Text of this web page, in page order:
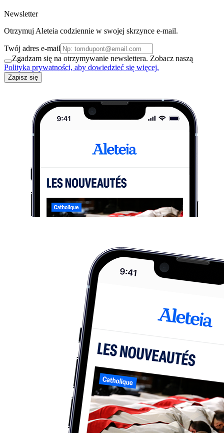
Newsletter
Otrzymuj Aleteia codziennie w swojej skrzynce e-mail.
Twój adres e-mail
Zgadzam się na otrzymywanie newslettera. Zobacz naszą
Polityka prywatności, aby dowiedzieć się więcej.
Zapisz się